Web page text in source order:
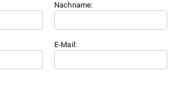
Nachname:
E-Mail: